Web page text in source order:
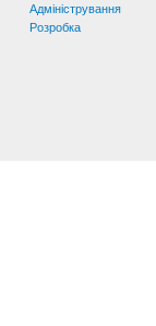
Адміністрування
Розробка